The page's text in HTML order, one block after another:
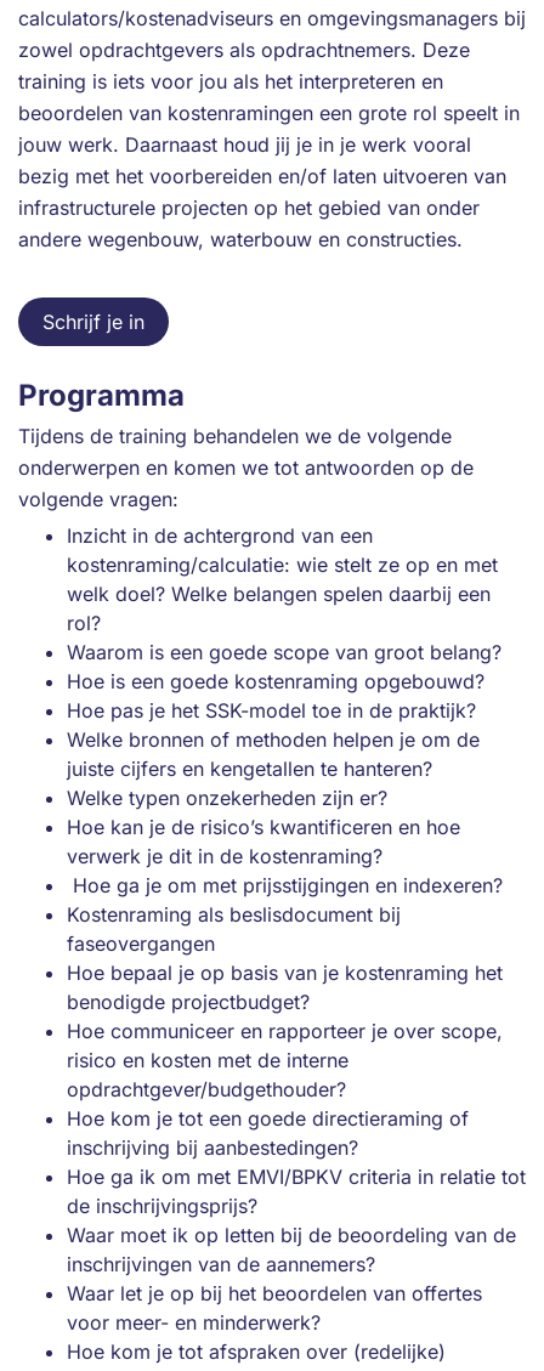
calculators/kostenadviseurs en omgevingsmanagers bij
zowel opdrachtgevers als opdrachtnemers. Deze
training is iets voor jou als het interpreteren en
beoordelen van kostenramingen een grote rol speelt in
jouw werk. Daarnaast houd jij je in je werk vooral
bezig met het voorbereiden en/of laten uitvoeren van
infrastructurele projecten op het gebied van onder
andere wegenbouw, waterbouw en constructies.
Schrijf je in
Programma
Tijdens de training behandelen we de volgende
onderwerpen en komen we tot antwoorden op de
volgende vragen:
Inzicht in de achtergrond van een
kostenraming/calculatie: wie stelt ze op en met
welk doel? Welke belangen spelen daarbij een
rol?
Waarom is een goede scope van groot belang?
Hoe is een goede kostenraming opgebouwd?
Hoe pas je het SSK-model toe in de praktijk?
Welke bronnen of methoden helpen je om de
juiste cijfers en kengetallen te hanteren?
Welke typen onzekerheden zijn er?
Hoe kan je de risico’s kwantificeren en hoe
verwerk je dit in de kostenraming?
Hoe ga je om met prijsstijgingen en indexeren?
Kostenraming als beslisdocument bij
faseovergangen
Hoe bepaal je op basis van je kostenraming het
benodigde projectbudget?
Hoe communiceer en rapporteer je over scope,
risico en kosten met de interne
opdrachtgever/budgethouder?
Hoe kom je tot een goede directieraming of
inschrijving bij aanbestedingen?
Hoe ga ik om met EMVI/BPKV criteria in relatie tot
de inschrijvingsprijs?
Waar moet ik op letten bij de beoordeling van de
inschrijvingen van de aannemers?
Waar let je op bij het beoordelen van offertes
voor meer- en minderwerk?
Hoe kom je tot afspraken over (redelijke)